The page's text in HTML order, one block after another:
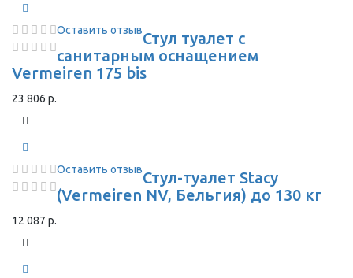
Оставить отзывСтул туалет с
санитарным оснащением
Vermeiren 175 bis
23 806 р.
Оставить отзывСтул-туалет Stacy
(Vermeiren NV, Бельгия) до 130 кг
12 087 р.